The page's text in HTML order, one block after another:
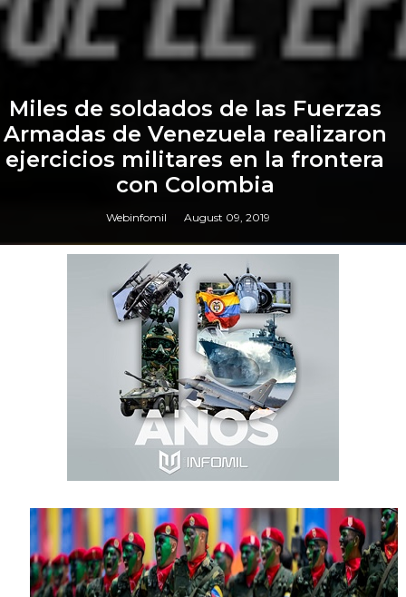
Miles de soldados de las Fuerzas
Armadas de Venezuela realizaron
ejercicios militares en la frontera
con Colombia
Webinfomil August 09, 2019